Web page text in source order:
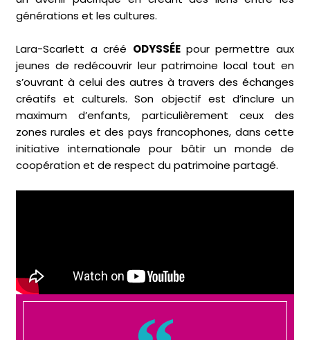
générations et les cultures.
Lara-Scarlett a créé ODYSSÉEpour permettre aux
jeunes de redécouvrir leur patrimoine local tout en
s’ouvrant à celui des autres à travers des échanges
créatifs et culturels. Son objectif est d’inclure un
maximum d’enfants, particulièrement ceux des
zones rurales et des pays francophones, dans cette
initiative internationale pour bâtir un monde de
coopération et de respect du patrimoine partagé.